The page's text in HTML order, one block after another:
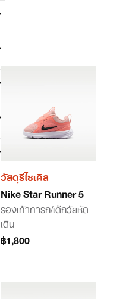
วัสดุรีไซเคิล
Nike Star Runner 5
รองเท้าทารก/เด็กวัยหัด
เดิน
฿1,800